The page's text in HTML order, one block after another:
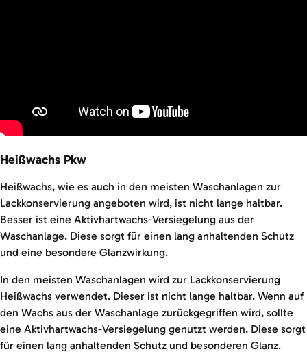
Heißwachs Pkw
Heißwachs, wie es auch in den meisten Waschanlagen zur
Lackkonservierung angeboten wird, ist nicht lange haltbar.
Besser ist eine Aktivhartwachs-Versiegelung aus der
Waschanlage. Diese sorgt für einen lang anhaltenden Schutz
und eine besondere Glanzwirkung.
In den meisten Waschanlagen wird zur Lackkonservierung
Heißwachs verwendet. Dieser ist nicht lange haltbar. Wenn auf
den Wachs aus der Waschanlage zurückgegriffen wird, sollte
eine Aktivhartwachs-Versiegelung genutzt werden. Diese sorgt
für einen lang anhaltenden Schutz und besonderen Glanz.